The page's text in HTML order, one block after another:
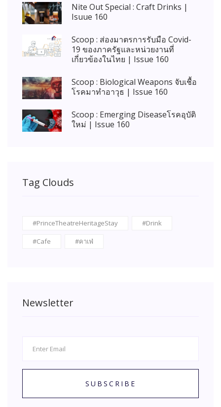
Nite Out Special : Craft Drinks |
Isuue 160
Scoop : ส่องมาตรการรับมือ Covid-
19 ของภาครัฐและหน่วยงานที่
เกี่ยวข้องในไทย | Issue 160
Scoop : Biological Weapons จับเชื้อ
โรคมาทำอาวุธ | Issue 160
Scoop : Emerging Diseaseโรคอุบัติ
ใหม่ | Issue 160
Tag Clouds
#PrinceTheatreHeritageStay #Drink
#Cafe #คาเฟ่
Newsletter
SUBSCRIBE